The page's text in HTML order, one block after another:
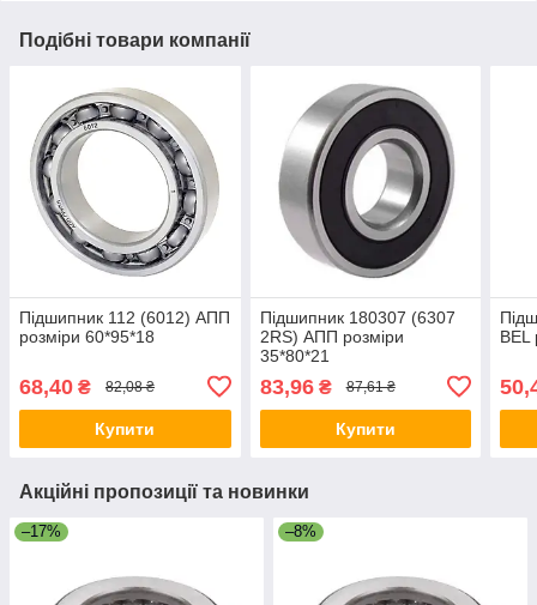
Подібні товари компанії
Підшипник 112 (6012) АПП
розміри 60*95*18
68,40 ₴ 82,08 ₴
Купити
Підшипник 180307 (6307
2RS) АПП розміри
35*80*21
83,96₴ 87,61 ₴
Купити
BEL
Акційні пропозиції та новинки
–17% –8%